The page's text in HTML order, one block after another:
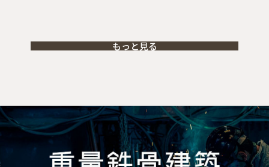
もっと見る